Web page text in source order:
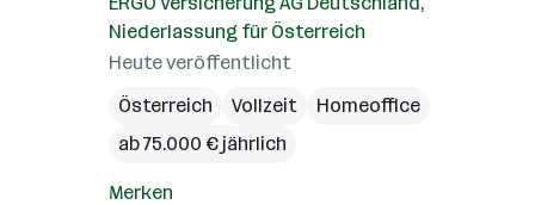
Niederlassung für Österreich
Heute veröffentlicht
Österreich
Vollzeit
Homeoffice
ab 75.000 € jährlich
Merken